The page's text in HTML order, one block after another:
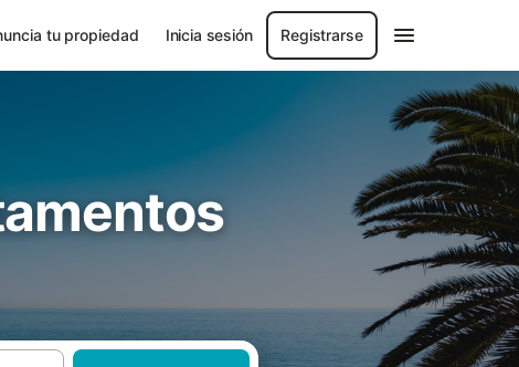
tu propiedad Inicia sesión Registrarse